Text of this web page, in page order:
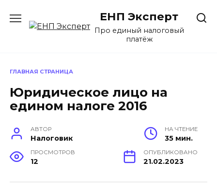
содержанию
ЕНП Эксперт
Про единый налоговый
платёж
ГЛАВНАЯ СТРАНИЦА
Юридическое лицо на
едином налоге 2016
АВТОР
Налоговик
НА ЧТЕНИЕ
35 мин.
ПРОСМОТРОВ
12
ОПУБЛИКОВАНО
21.02.2023